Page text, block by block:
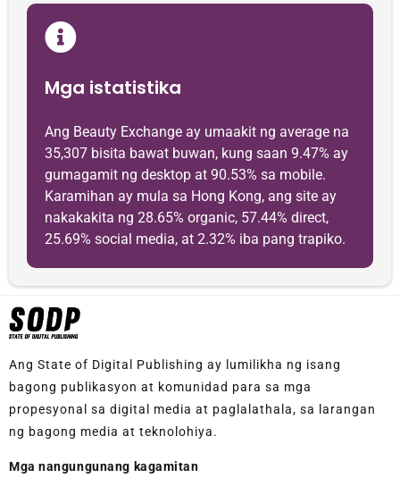
Mga istatistika
Ang Beauty Exchange ay umaakit ng average na
35,307 bisita bawat buwan, kung saan 9.47% ay
gumagamit ng desktop at 90.53% sa mobile.
Karamihan ay mula sa Hong Kong, ang site ay
nakakakita ng 28.65% organic, 57.44% direct,
25.69% social media, at 2.32% iba pang trapiko.
Ang State of Digital Publishing ay lumilikha ng isang
bagong publikasyon at komunidad para sa mga
propesyonal sa digital media at paglalathala, sa larangan
ng bagong media at teknolohiya.
Mga nangungunang kagamitan